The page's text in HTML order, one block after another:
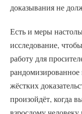
доказывания не
Есть и меры
исследование,
работу для
жёстких
произойдёт, когда